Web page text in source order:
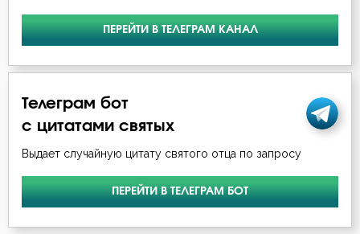
Милостыня
Молитва
Монастырь
Монах
Мысли
ПЕРЕЙТИ В ТЕЛЕГРАМ КАНАЛ
Телеграм бот
с цитатами святых
Выдает случайную цитату святого отца по запросу
ПЕРЕЙТИ В ТЕЛЕГРАМ БОТ